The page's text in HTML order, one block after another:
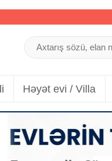
Həyət evi / Villa